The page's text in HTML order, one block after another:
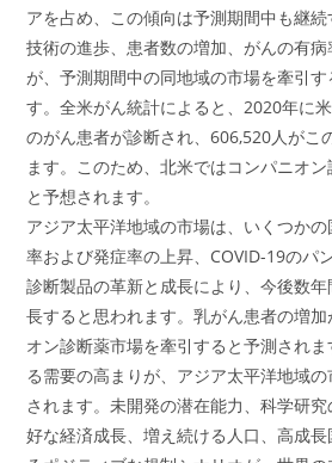
アを占め、この傾向は予測期間中も継続
技術の進歩、患者数の増加、がんの有
が、予測期間中の同地域の市場を牽引
す。全米がん統計によると、2020年に
のがん患者が診断され、606,520人がこ
ます。このため、北米ではコンパニオ
と予想されます。
アジア太平洋地域の市場は、いくつか
率および発症率の上昇、COVID-19のパ
診断製品の革新と成長により、今後数
長すると思われます。乳がん患者の増
オン診断薬市場を牽引すると予測され
る需要の高まりが、アジア太平洋地域
されます。未開発の潜在能力、科学研
好な経済成長、増え続ける人口、高成